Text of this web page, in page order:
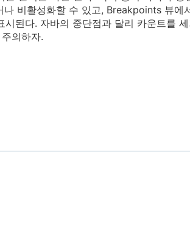
비활성화할 수 있고, Breakpoints 뷰에
된다. 자바의 중단점과 달리 카운트를
의하자.